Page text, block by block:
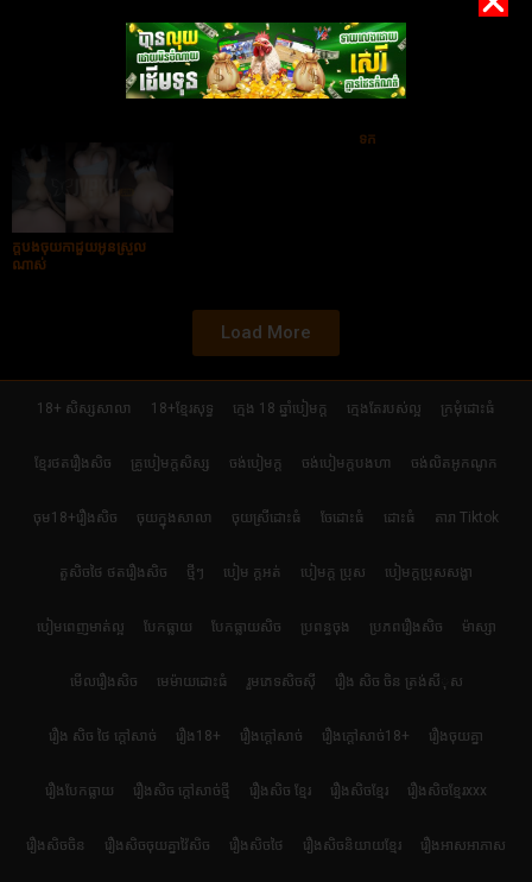
លេងដៃទៀតហើយ
ទឹក
ក្ដបងចុយកាដួយអូនស្រួល
ណាស់
Load More
18+ សិស្សសាលា 18+ខ្មែរសុទ្ធ ក្មេង 18 ឆ្នាំបៀមក្ដ ក្មេងតែរបស់ល្អ ក្រមុំដោះធំ
ខ្មែរថតរឿងសិច គ្រូបៀមក្ដសិស្ស ចង់បៀមក្ដ ចង់បៀមក្តបងហា ចង់លិតអូកណូក
ចុម18+រឿងសិច ចុយក្នុងសាលា ចុយស្រីដោះធំ ចែដោះធំ ដោះធំ តារា Tiktok
តួសិចថៃ ថតរឿងសិច ថ្មីៗ បៀម ក្ដអត់ បៀមក្ដ ប្រុស បៀមក្តប្រុសសង្ហា
បៀមពេញមាត់ល្អ បែកធ្លាយ បែកធ្លាយសិច ប្រពន្ធចុង ប្រភពរឿងសិច ម៉ាស្សា
មើលរឿងសិច មេម៉ាយដោះធំ រួមភេទសិចស៊ី រឿង សិច ចិន ត្រង់សីុស
រឿង សិច ថៃ ក្តៅសាច់ រឿង18+ រឿងក្ដៅសាច់ រឿងក្ដៅសាច់18+ រឿងចុយគ្នា
រឿងបែកធ្លាយ រឿងសិច ក្តៅសាច់ថ្មី រឿងសិច ខ្មែរ រឿងសិចខ្មែរ រឿងសិចខ្មែរxxx
រឿងសិចចិន រឿងសិចចុយគ្នាវ៉ៃសិច រឿងសិចថៃ រឿងសិចនិយាយខ្មែរ រឿងអាសអាភាស